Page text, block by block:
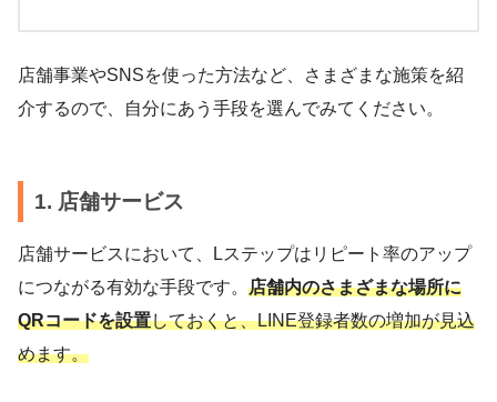
店舗事業やSNSを使った方法など、さまざまな施策を紹
介するので、自分にあう手段を選んでみてください。
1. 店舗サービス
店舗サービスにおいて、Lステップはリピート率のアップ
につながる有効な手段です。 店舗内のさまざまな場所に
QRコードを設置しておくと、LINE登録者数の増加が見込
めます。